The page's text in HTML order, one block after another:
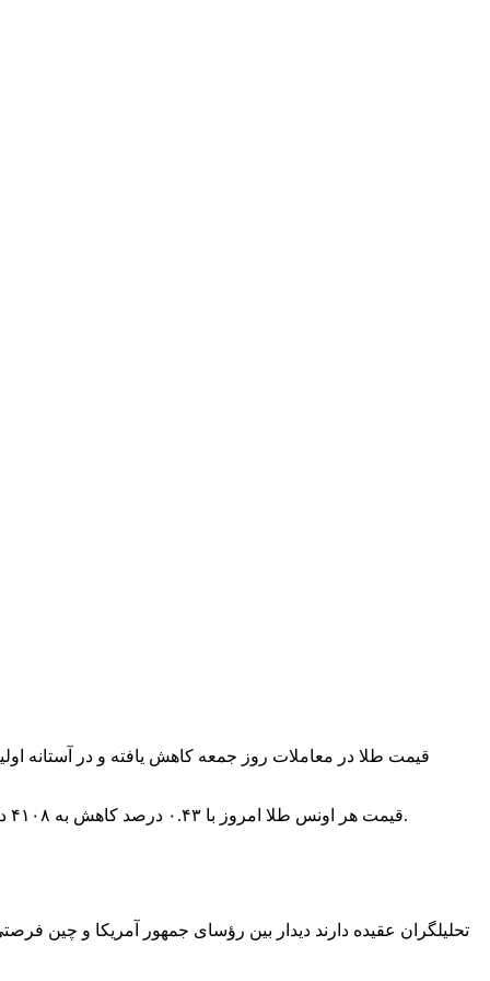
قیمت هر اونس طلا امروز با ۰.۴۳ درصد کاهش به ۴۱۰۸ دلار و ۵۲ سنت رسید. قیمت معاملات آتی طلا در بازار کامکس نیویورک هم با یک کاهش ۰.۴۲ درصدی به ۴۱۲۸ دلار رو ۲۰ سنت رسیده است.
تحلیلگران عقیده دارند دیدار بین رؤسای جمهور آمریکا و چین